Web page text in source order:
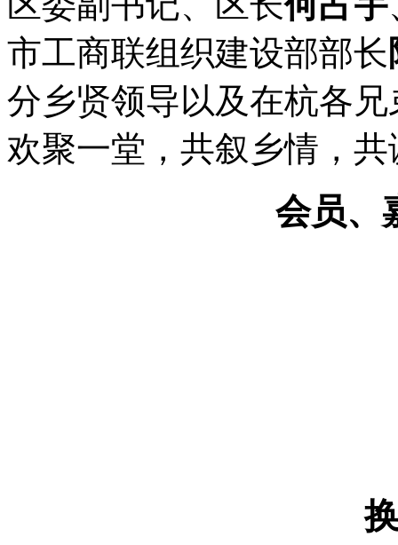
市工商联组织建设部部长
分乡贤领导以及在杭各
欢聚一堂，共叙乡情，
会员、